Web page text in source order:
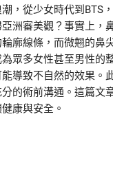
，從少女時代到BTS
洲審美觀？事實上，
廓線條，而微翹的鼻
眾多女性甚至男性的
導致不自然的效果。
的術前溝通。這篇文
康與安全。